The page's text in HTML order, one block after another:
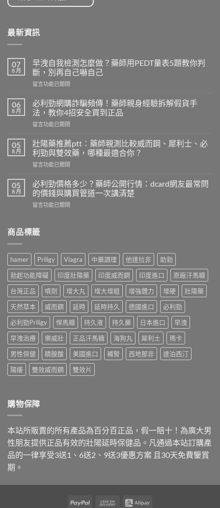
最新資訊
07
8 月
早洩自我檢測怎麼做？藥師用PEDT量表5題教你判
斷，別再自己嚇自己
在
洩
自
我
檢
怎
麼
做？
藥
用
PEDT
表
教
斷，
別
再
自
己
嚇
自
己〉
中
留言功能已關閉
06
8 月
必利勁網購詐騙頻傳！藥師親身經驗拆解假貨手
法，教你4招安全買到正品
在
利
勁
網
購
騙
頻
傳！
藥
身
解
假
貨
手
法，
教
你
4
招
安
全
買
到
正
留言功能已關閉
05
8 月
壯陽藥推薦ptt：藥師親測比較威而鋼、犀利士、必
利勁與雙效藥，哪種最適合你？
在
陽
藥
推
薦
師
比
較
威
而
鋼、
犀
利
士、
必
利
勁
與
雙
效
藥，
適
中
留言功能已關閉
05
8 月
必利勁價格多少？藥師公開行情：dcard網友最常問
的價錢與購買管道一次講清楚
在
勁
價
多
少？
藥
師
公
開
行
情：
dcard
網
友
最
常
問
的
購
道
一
次
講
留言功能已關閉
商品標籤
hamer Priligy Viagra 中藥調理 他達拉非
助勃
勃起功能障礙
印度壯陽藥 印度威而鋼 印度進口
原廠汗馬糖
台灣正品
噴劑 增大丸 增大增粗 增強體力 增硬
壯陽藥
天然草本
威而鋼 延時 延時持久 德國進口
必利勁
必利勁Priligy
悍馬糖 持久液 持久藥 日本進口
早洩
早洩治療
樂威壯 正品汗馬糖 海狗丸 犀利士
瑪卡
男性保健
精胺酸 美國進口 補腎 西地那非
達泊西汀
陽痿
雙效威而鋼 雙效片
購物保障
本站所販賣的所有產品為百分百正品，假一賠十！為廣大男
性朋友提供正品有效的壯陽延時保健品。凡通過本站訂購產
品的一律享受3送1、6送2、9送3優惠方案 且30天免費鑒賞
期。
PayPal Cash Alipay